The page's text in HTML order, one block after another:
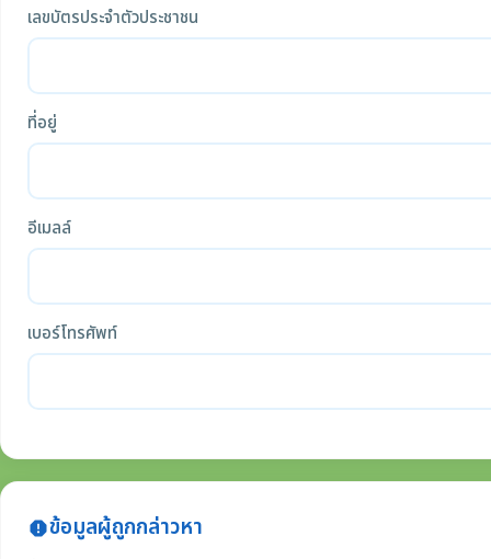
เลขบัตรประจำตัวประชาชน
ที่อยู่
อีเมลล์
เบอร์โทรศัพท์
reportข้อมูลผู้ถูกกล่าวหา